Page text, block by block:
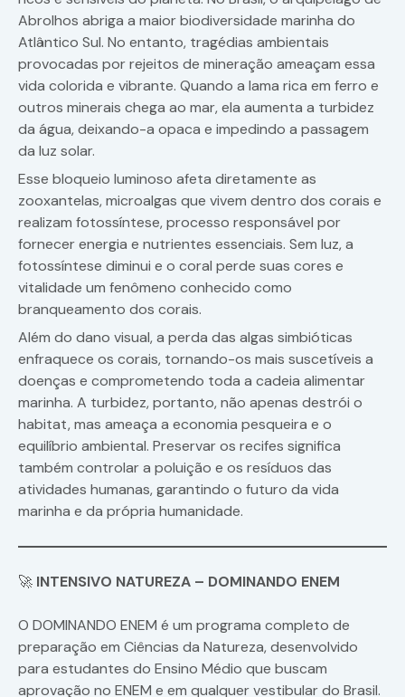
Abrolhos abriga a maior biodiversidade marinha do
Atlântico Sul. No entanto, tragédias ambientais
provocadas por rejeitos de mineração ameaçam essa
vida colorida e vibrante. Quando a lama rica em ferro e
outros minerais chega ao mar, ela aumenta a turbidez
da água, deixando-a opaca e impedindo a passagem
da luz solar.
Esse bloqueio luminoso afeta diretamente as
zooxantelas, microalgas que vivem dentro dos corais e
realizam fotossíntese, processo responsável por
fornecer energia e nutrientes essenciais. Sem luz, a
fotossíntese diminui e o coral perde suas cores e
vitalidade um fenômeno conhecido como
branqueamento dos corais.
Além do dano visual, a perda das algas simbióticas
enfraquece os corais, tornando-os mais suscetíveis a
doenças e comprometendo toda a cadeia alimentar
marinha. A turbidez, portanto, não apenas destrói o
habitat, mas ameaça a economia pesqueira e o
equilíbrio ambiental. Preservar os recifes significa
também controlar a poluição e os resíduos das
atividades humanas, garantindo o futuro da vida
marinha e da própria humanidade.
🚀 INTENSIVO NATUREZA – DOMINANDO ENEM
O DOMINANDO ENEM é um programa completo de
preparação em Ciências da Natureza, desenvolvido
para estudantes do Ensino Médio que buscam
aprovação no ENEM e em qualquer vestibular do Brasil.